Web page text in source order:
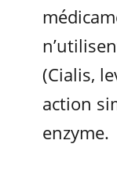
(Cialis,
action
enzyme.